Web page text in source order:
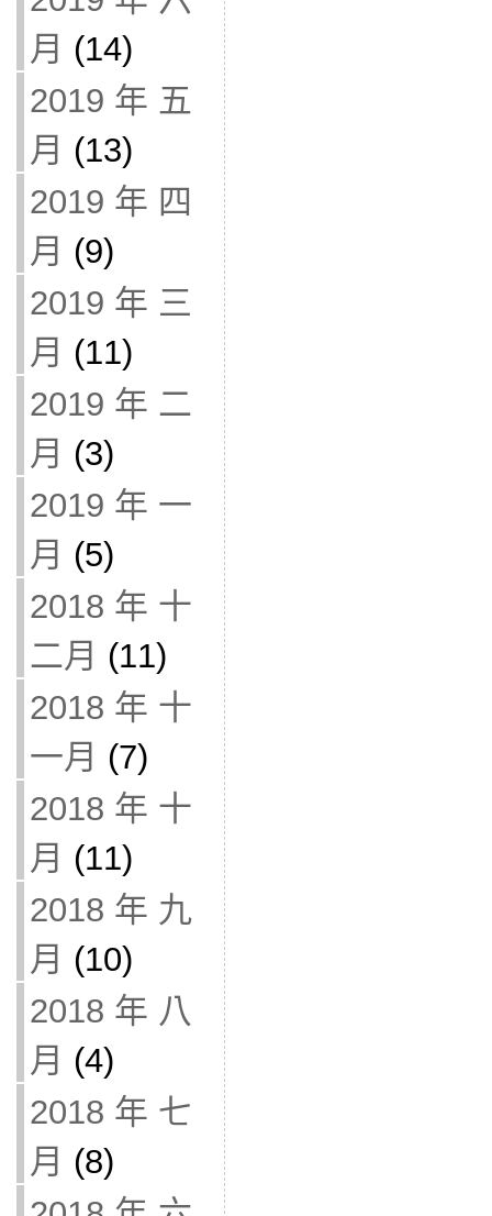
月 (14)
2019 年 五
月 (13)
2019 年 四
月 (9)
2019 年 三
月 (11)
2019 年 二
月 (3)
2019 年 一
月 (5)
2018 年 十
二月 (11)
2018 年 十
一月 (7)
2018 年 十
月 (11)
2018 年 九
月 (10)
2018 年 八
月 (4)
2018 年 七
月 (8)